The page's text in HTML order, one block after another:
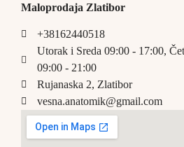
Maloprodaja Zlatibor
+38162440518
Utorak i Sreda 09:00 - 17:00,
09:00 - 21:00
Rujanaska 2, Zlatibor
vesna.anatomik@gmail.com​